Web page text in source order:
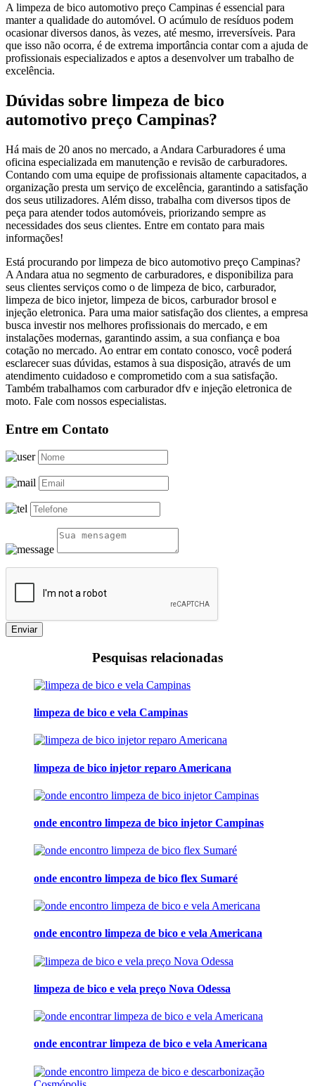
A limpeza de bico automotivo preço Campinas é essencial para
manter a qualidade do automóvel. O acúmulo de resíduos podem
ocasionar diversos danos, às vezes, até mesmo, irreversíveis. Para
que isso não ocorra, é de extrema importância contar com a ajuda de
profissionais especializados e aptos a desenvolver um trabalho de
excelência.
Dúvidas sobre limpeza de bico
automotivo preço Campinas?
Há mais de 20 anos no mercado, a Andara Carburadores é uma
oficina especializada em manutenção e revisão de carburadores.
Contando com uma equipe de profissionais altamente capacitados, a
organização presta um serviço de excelência, garantindo a satisfação
dos seus utilizadores. Além disso, trabalha com diversos tipos de
peça para atender todos automóveis, priorizando sempre as
necessidades dos seus clientes. Entre em contato para mais
informações!
Está procurando por limpeza de bico automotivo preço Campinas?
A Andara atua no segmento de carburadores, e disponibiliza para
seus clientes serviços como o de limpeza de bico, carburador,
limpeza de bico injetor, limpeza de bicos, carburador brosol e
injeção eletronica. Para uma maior satisfação dos clientes, a empresa
busca investir nos melhores profissionais do mercado, e em
instalações modernas, garantindo assim, a sua confiança e boa
cotação no mercado. Ao entrar em contato conosco, você poderá
esclarecer suas dúvidas, estamos à sua disposição, através de um
atendimento cuidadoso e comprometido com a sua satisfação.
Também trabalhamos com carburador dfv e injeção eletronica de
moto. Fale com nossos especialistas.
Entre em Contato
Enviar
Pesquisas relacionadas
limpeza de bico e vela Campinas
limpeza de bico injetor reparo Americana
onde encontro limpeza de bico injetor Campinas
onde encontro limpeza de bico flex Sumaré
onde encontro limpeza de bico e vela Americana
limpeza de bico e vela preço Nova Odessa
onde encontrar limpeza de bico e vela Americana